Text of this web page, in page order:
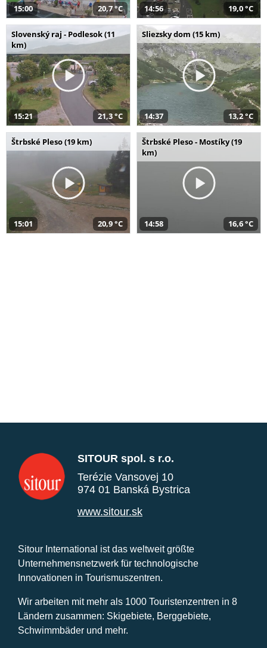
15:00 20,7 °C 14:56 19,0 °C
Slovenský raj - Podlesok (11
km)
15:21 21,3 °C
Sliezsky dom (15 km)
14:37 13,2 °C
Štrbské Pleso (19 km)
15:01 20,9 °C
Štrbské Pleso - Mostíky (19
km)
14:58 16,6 °C
SITOUR spol. s r.o.
Terézie Vansovej 10
974 01 Banská Bystrica
www.sitour.sk
Sitour International ist das weltweit größte
Unternehmensnetzwerk für technologische
Innovationen in Tourismuszentren.
Wir arbeiten mit mehr als 1000 Touristenzentren in 8
Ländern zusammen: Skigebiete, Berggebiete,
Schwimmbäder und mehr.